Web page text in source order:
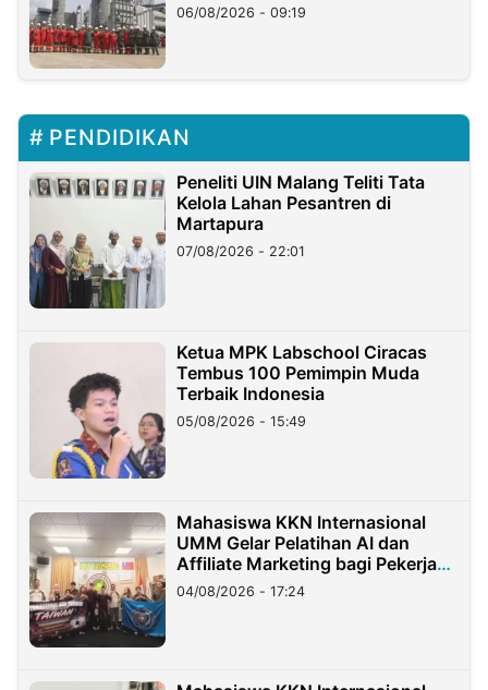
06/08/2026 - 09:19
PENDIDIKAN
Peneliti UIN Malang Teliti Tata
Kelola Lahan Pesantren di
Martapura
07/08/2026 - 22:01
Ketua MPK Labschool Ciracas
Tembus 100 Pemimpin Muda
Terbaik Indonesia
05/08/2026 - 15:49
Mahasiswa KKN Internasional
UMM Gelar Pelatihan AI dan
Affiliate Marketing bagi Pekerja
Migran Indonesia di Taiwan
04/08/2026 - 17:24